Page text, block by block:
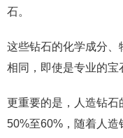
石。
这些钻石的化学成分
相同，即使是专业的宝
更重要的是，人造钻
50%至60%，随着人